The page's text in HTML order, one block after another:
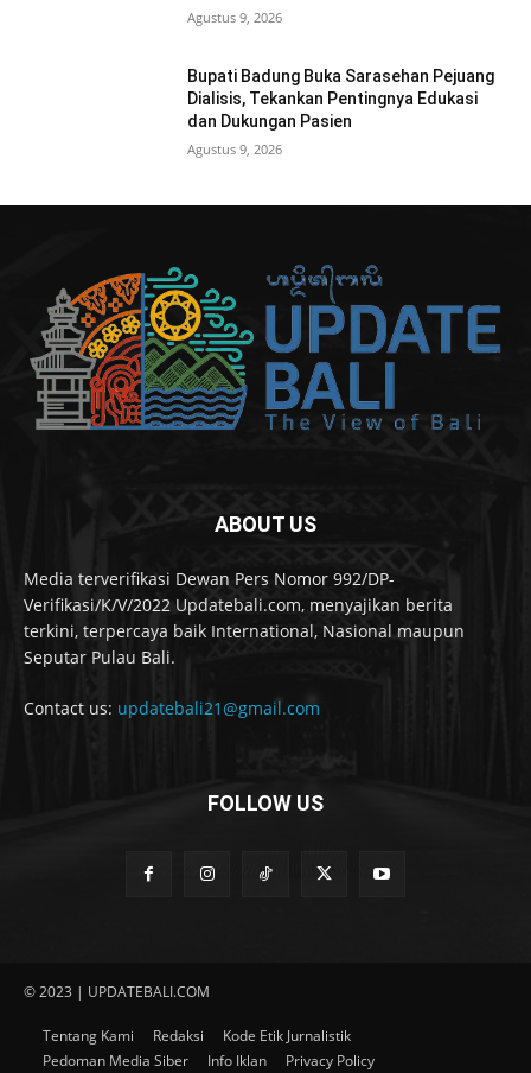
Agustus 9, 2026
Bupati Badung Buka Sarasehan Pejuang
Dialisis, Tekankan Pentingnya Edukasi
dan Dukungan Pasien
Agustus 9, 2026
ABOUT US
Media terverifikasi Dewan Pers Nomor 992/DP-
Verifikasi/K/V/2022 Updatebali.com, menyajikan berita
terkini, terpercaya baik International, Nasional maupun
Seputar Pulau Bali.
Contact us: updatebali21@gmail.com
FOLLOW US
© 2023 | UPDATEBALI.COM
Tentang Kami Redaksi
Kode Etik Jurnalistik
Pedoman Media Siber
Info Iklan Privacy Policy